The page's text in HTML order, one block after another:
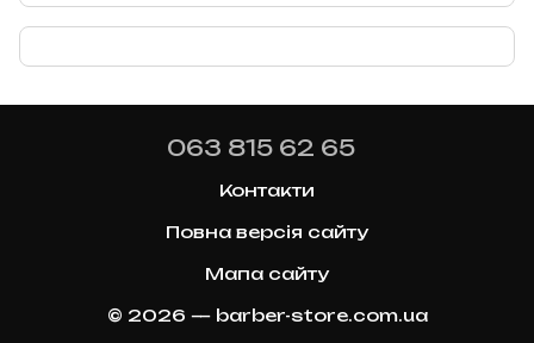
063 815 62 65
Контакти
Повна версія сайту
Мапа сайту
© 2026 — barber-store.com.ua